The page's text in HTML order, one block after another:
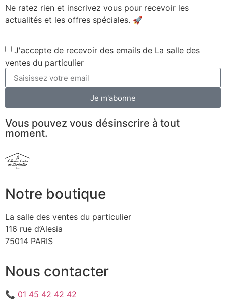
Ne ratez rien et inscrivez vous pour recevoir les
actualités et les offres spéciales. 🚀​
J'accepte de recevoir des emails de La salle des
ventes du particulier
Je m'abonne
Vous pouvez vous désinscrire à tout
moment.
Notre boutique
La salle des ventes du particulier
116 rue d’Alesia
75014 PARIS
Nous contacter
📞 01 45 42 42 42